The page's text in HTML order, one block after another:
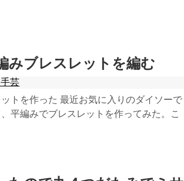
みブレスレットを編む
芸
トを作った 最近お気に入りのダイソーで
平編みでブレスレットを作ってみた。こ